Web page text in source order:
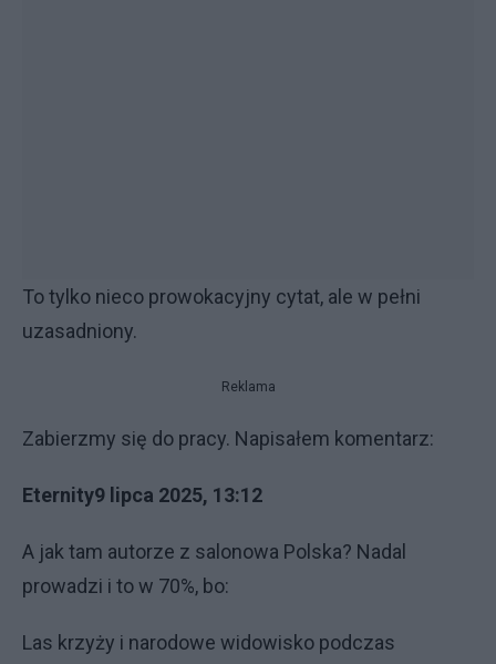
To tylko nieco prowokacyjny cytat, ale w pełni
uzasadniony.
Reklama
Zabierzmy się do pracy. Napisałem komentarz:
Eternity9 lipca 2025, 13:12
A jak tam autorze z salonowa Polska? Nadal
prowadzi i to w 70%, bo:
Las krzyży i narodowe widowisko podczas